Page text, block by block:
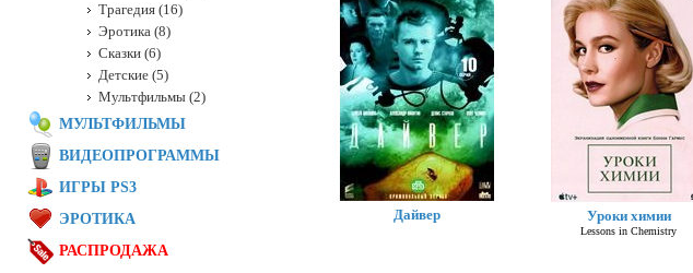
Дайвер Уроки химии
Lessons in Chemistry
Трагедия (16)
Эротика (8)
Сказки (6)
Детские (5)
Мультфильмы (2)
МУЛЬТФИЛЬМЫ
ВИДЕОПРОГРАММЫ
ИГРЫ PS3
ЭРОТИКА
РАСПРОДАЖА